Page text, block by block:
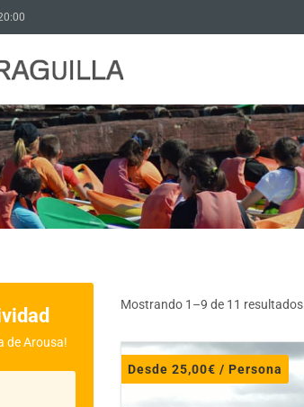
Mostrando 1–9 de 11 resultados
Desde 25,00€ / Persona
de Arousa!